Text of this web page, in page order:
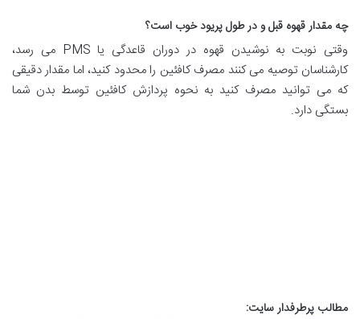
چه مقدار قهوه قبل و در طول پریود خوب است؟
وقتی نوبت به نوشیدن قهوه در دوران قاعدگی یا PMS می رسد،
کارشناسان توصیه می کنند مصرف کافئین را محدود کنید، اما مقدار دقیقی
که می توانید مصرف کنید به نحوه پردازش کافئین توسط بدن شما
بستگی دارد.
مطالب پرطرفدار سایت: